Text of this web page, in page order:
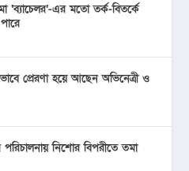
‘ব্যাচেলর’-এর মতো তর্ক-বিতর্কে
প্রেরণা হয়ে আছেন অভিনেত্রী ও
নিশোর বিপরীতে তমা